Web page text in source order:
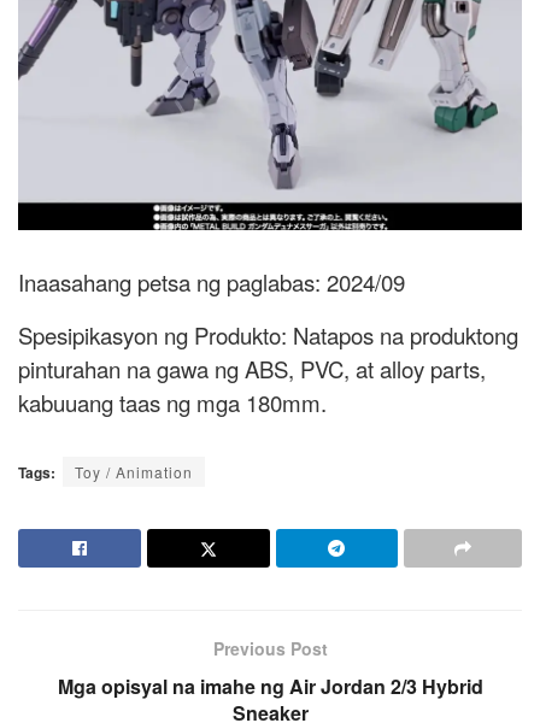
Inaasahang petsa ng paglabas: 2024/09
Spesipikasyon ng Produkto: Natapos na produktong
pinturahan na gawa ng ABS, PVC, at alloy parts,
kabuuang taas ng mga 180mm.
Tags: Toy / Animation
Previous Post
Mga opisyal na imahe ng Air Jordan 2/3 Hybrid
Sneaker